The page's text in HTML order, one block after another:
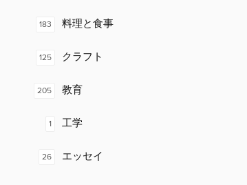
183 料理と食事
125 クラフト
205 教育
1 工学
26 エッセイ